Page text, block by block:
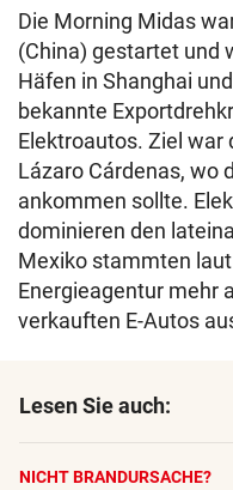
Die Morning Midas
(China) gestartet und
Häfen in Shanghai
bekannte
Elektroautos. Ziel war
Lázaro Cárdenas, wo
ankommen sollte.
dominieren den
Mexiko stammten
Energieagentur mehr
verkauften E-Autos
Lesen Sie auch:
NICHT BRANDURSACHE?